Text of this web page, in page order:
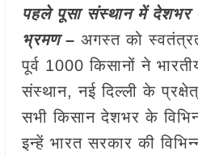
पहले पूसा संस्थान में देशभर
भ्रमण – अगस्त को
पूर्व 1000 किसानों ने
संस्थान, नई दिल्ली के
सभी किसान देशभर के
इन्हें भारत सरकार की